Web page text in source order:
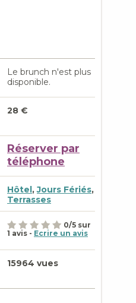
Le brunch n'est plus
disponible.
28 €
Réserver par
téléphone
Hôtel,Jours Fériés,
Terrasses
0/5 sur
1 avis - Ecrire un avis
15964 vues